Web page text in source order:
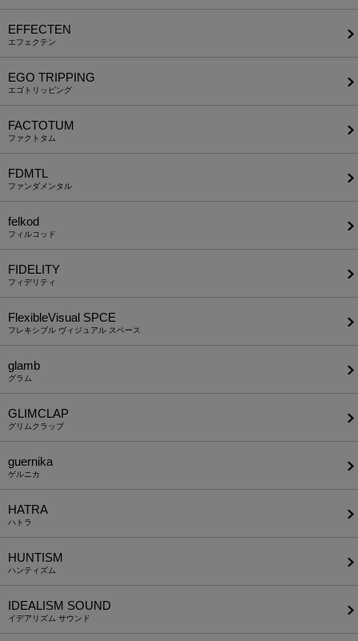
EFFECTEN
エフェクテン
EGO TRIPPING
エゴトリッピング
FACTOTUM
ファクトタム
FDMTL
ファンダメンタル
felkod
フィルコッド
FIDELITY
フィデリティ
FlexibleVisual SPCE
フレキシブル ヴィジュアル スペース
glamb
グラム
GLIMCLAP
グリムクラップ
guernika
ゲルニカ
HATRA
ハトラ
HUNTISM
ハンティズム
IDEALISM SOUND
イデアリズム サウンド